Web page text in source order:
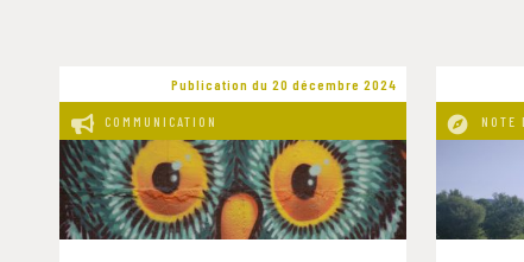
Publication du 20 décembre 2024
COMMUNICATION NOTE